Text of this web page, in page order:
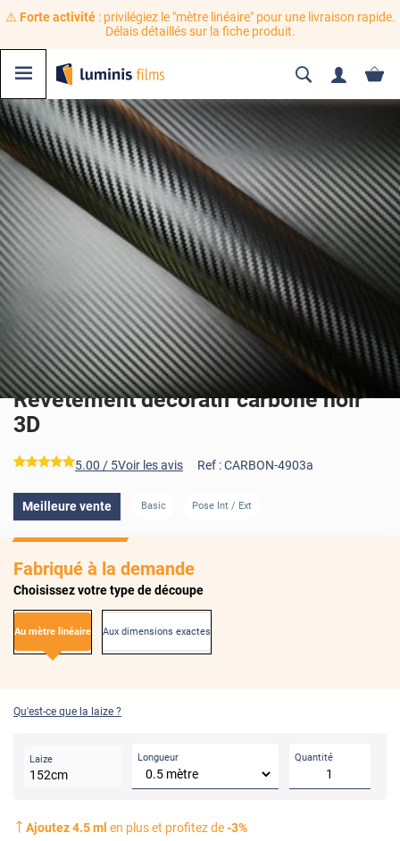
⚠️ Forte activité: privilégiez le "mètre linéaire" pour une livraison rapide.
Délais détaillés sur la fiche produit.
Revêtement décoratif carbone noir
3D
*****
5.00 / 5Voir les avis Ref :CARBON-4903a
Meilleure vente Basic Pose Int / Ext
Fabriqué à la demande
Choisissez votre type de découpe
Au mètre linéaire Aux dimensions exactes
Qu'est-ce que la laize ?
Laize
152cm
Longueur Quantité
Ajoutez4.5ml en plus et profitez de-3%